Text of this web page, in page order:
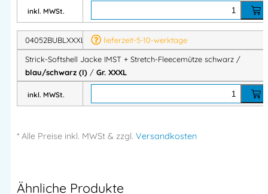
Handwerk & Montage
Logistik, Lager, Transport
Garten- & Landschaftsbau
Outdoor-Aktivitäten
Freizeit & Reisen
Moderne Berufsbekleidung
Seitentaschen, optionaler Brusttasche und Daumenschlaufen.
inkl. MWSt.
04052BUBLXXXL
lieferzeit-5-10-werktage
Strick-Softshell Jacke IMST + Stretch-Fleecemütze schwarz /
blau/schwarz (I)/ Gr. XXXL
inkl. MWSt.
* Alle Preise inkl. MWSt & zzgl. Versandkosten
Ähnliche Produkte